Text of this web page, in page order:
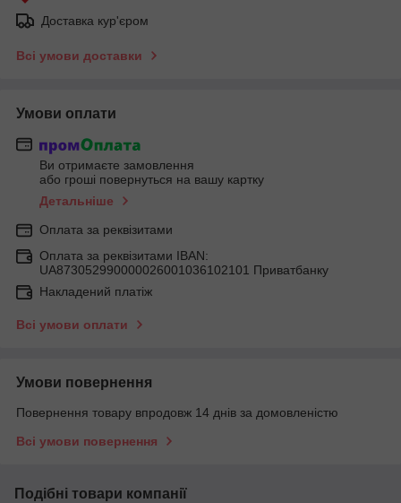
Доставка кур'єром
Всі умови доставки
Умови оплати
Ви отримаєте замовлення
або гроші повернуться на вашу картку
Детальніше
Оплата за реквізитами
Оплата за реквізитами IBAN:
UA873052990000026001036102101 Приватбанку
Накладений платіж
Всі умови оплати
Умови повернення
Повернення товару впродовж 14 днів за домовленістю
Всі умови повернення
Подібні товари компанії